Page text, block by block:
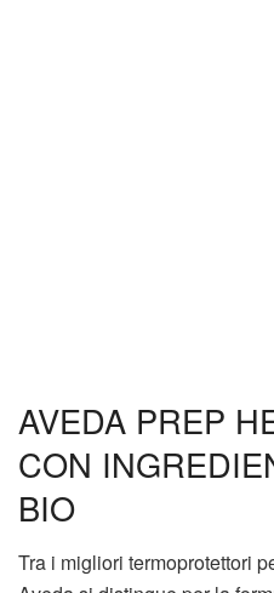
AVEDA PREP
CON
BIO
Tra i migliori termoprotettori